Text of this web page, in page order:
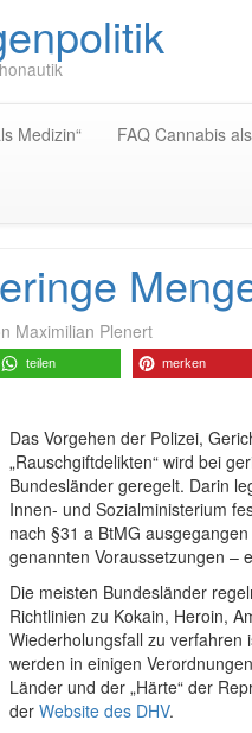
Medizin“ FAQ Cannabis
Maximilian Plenert
teilen merken
Das Vorgehen der Polizei,
„Rauschgiftdelikten“ wird bei
Bundesländer geregelt. Darin
Innen- und Sozialministerium
nach §31 a BtMG
genannten Voraussetzungen –
Die meisten Bundesländer
Richtlinien zu Kokain, Heroin,
Wiederholungsfall zu verfahren
werden in einigen
Länder und der „Härte“ der
der Website des DHV.